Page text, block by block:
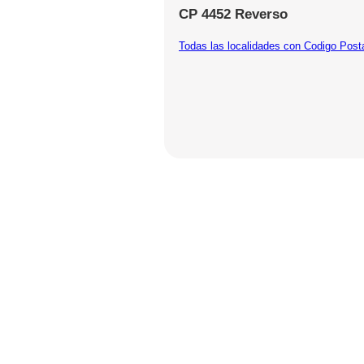
CP 4452 Reverso
Todas las localidades con Codigo